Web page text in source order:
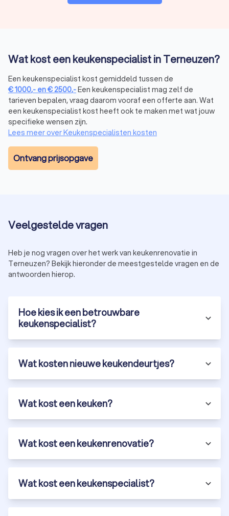
Waarom kiezen voor een keukenspecialist in
Terneuzen via Trustoo?
Bij Trustoo krijg je toegang tot de beste keukenspecialisten
uit Terneuzen, gebaseerd op klantbeoordelingen, ervaring en
certificeringen. Hier zijn enkele voordelen:
Gratis offertes:vraag vrijblijvend meerdere offertes aan.
Beoordelingen:lees recensies van andere klanten.
Breed aanbod:vind specialisten voor kleine en grote
renovaties.
Laat jouw keuken opknappen door een professional en
Wat kost een keukenspecialist in Terneuzen?
Een keukenspecialist kost gemiddeld tussen de
€1000,- en€2500,-Een keukenspecialist mag zelf de
tarieven bepalen, vraag daarom vooraf een offerte aan. Wat
een keukenspecialist kost heeft ook te maken met wat jouw
specifieke wensen zijn.
Lees meer over Keukenspecialisten kosten
Ontvang prijsopgave
Veelgestelde vragen
Heb je nog vragen over het werk van keukenrenovatie in
Terneuzen? Bekijk hieronder de meestgestelde vragen en de
antwoorden hierop.
Hoe kies ik een betrouwbare
keukenspecialist?
Wat kosten nieuwe keukendeurtjes?
Wat kost een keuken?
Wat kost een keukenrenovatie?
Wat kost een keukenspecialist?